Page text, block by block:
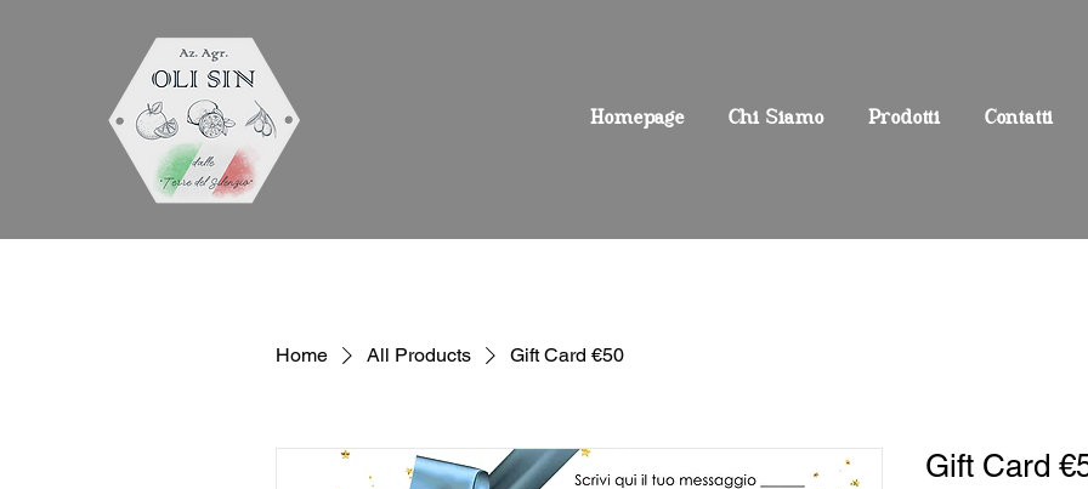
Homepage Chi Siamo Prodotti Contatti
Home All Products Gift Card €50
Gift Card